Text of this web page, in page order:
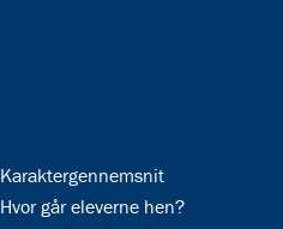
33.12:
Karaktergennemsnit
33.14:
Hvor går eleverne hen?